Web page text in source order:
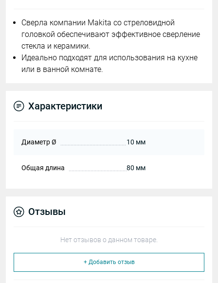
Сверла компании Makita со стреловидной
головкой обеспечивают эффективное сверление
стекла и керамики.
Идеально подходят для использования на кухне
или в ванной комнате.
Характеристики
Диаметр Ø 10 мм
Общая длина 80 мм
Отзывы
Нет отзывов о данном товаре.
+ Добавить отзыв